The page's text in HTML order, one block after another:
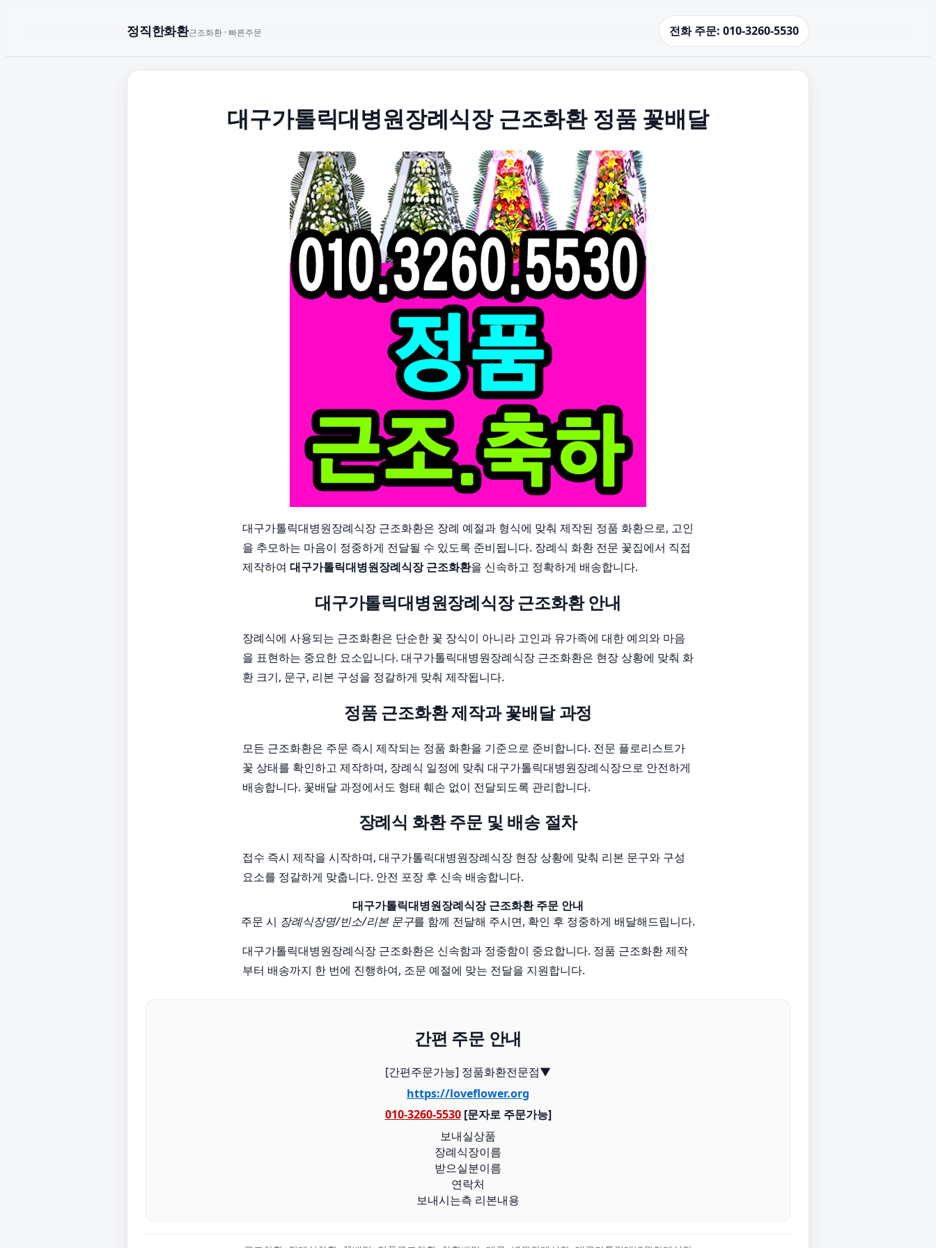
정직한화환근조화환 · 빠른주문 전화 주문: 010-3260-5530
대구가톨릭대병원장례식장 근조화환 정품 꽃배달
대구가톨릭대병원장례식장 근조화환은 장례 예절과 형식에 맞춰 제작된 정품 화환으로, 고인
을 추모하는 마음이 정중하게 전달될 수 있도록 준비됩니다. 장례식 화환 전문 꽃집에서 직접
제작하여 대구가톨릭대병원장례식장 근조화환을 신속하고 정확하게 배송합니다.
대구가톨릭대병원장례식장 근조화환 안내
장례식에 사용되는 근조화환은 단순한 꽃 장식이 아니라 고인과 유가족에 대한 예의와 마음
을 표현하는 중요한 요소입니다. 대구가톨릭대병원장례식장 근조화환은 현장 상황에 맞춰 화
환 크기, 문구, 리본 구성을 정갈하게 맞춰 제작됩니다.
정품 근조화환 제작과 꽃배달 과정
모든 근조화환은 주문 즉시 제작되는 정품 화환을 기준으로 준비합니다. 전문 플로리스트가
꽃 상태를 확인하고 제작하며, 장례식 일정에 맞춰 대구가톨릭대병원장례식장으로 안전하게
배송합니다. 꽃배달 과정에서도 형태 훼손 없이 전달되도록 관리합니다.
장례식 화환 주문 및 배송 절차
접수 즉시 제작을 시작하며, 대구가톨릭대병원장례식장 현장 상황에 맞춰 리본 문구와 구성
요소를 정갈하게 맞춥니다. 안전 포장 후 신속 배송합니다.
대구가톨릭대병원장례식장 근조화환 주문 안내
주문 시 장례식장명/빈소/리본 문구를 함께 전달해 주시면, 확인 후 정중하게 배달해드립니다.
대구가톨릭대병원장례식장 근조화환은 신속함과 정중함이 중요합니다. 정품 근조화환 제작
부터 배송까지 한 번에 진행하여, 조문 예절에 맞는 전달을 지원합니다.
간편 주문 안내
[간편주문가능] 정품화환전문점▼
https://loveflower.org
010-3260-5530[문자로 주문가능]
보내실상품
장례식장이름
받으실분이름
연락처
보내시는측 리본내용